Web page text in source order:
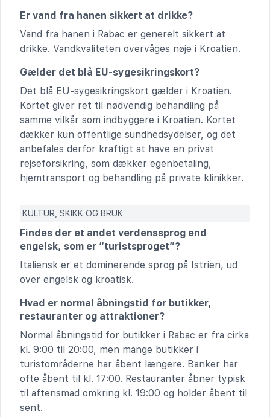
Er vand fra hanen sikkert at drikke?
Vand fra hanen i Rabac er generelt sikkert at
drikke. Vandkvaliteten overvåges nøje i Kroatien.
Gælder det blå EU-sygesikringskort?
Det blå EU-sygesikringskort gælder i Kroatien.
Kortet giver ret til nødvendig behandling på
samme vilkår som indbyggere i Kroatien. Kortet
dækker kun offentlige sundhedsydelser, og det
anbefales derfor kraftigt at have en privat
rejseforsikring, som dækker egenbetaling,
hjemtransport og behandling på private klinikker.
KULTUR, SKIKK OG BRUK
Findes der et andet verdenssprog end
engelsk, som er “turistsproget”?
Italiensk er et dominerende sprog på Istrien, ud
over engelsk og kroatisk.
Hvad er normal åbningstid for butikker,
restauranter og attraktioner?
Normal åbningstid for butikker i Rabac er fra cirka
kl. 9:00 til 20:00, men mange butikker i
turistområderne har åbent længere. Banker har
ofte åbent til kl. 17:00. Restauranter åbner typisk
til aftensmad omkring kl. 19:00 og holder åbent til
sent.